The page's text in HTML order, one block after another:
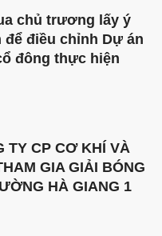
chủ trương lấy ý
để điều chỉnh Dự án
đông thực hiện
TY CP CƠ KHÍ VÀ
GIA GIẢI BÓNG
HÀ GIANG 1